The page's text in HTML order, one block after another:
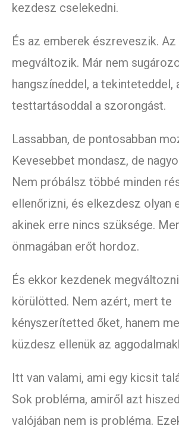
kezdesz cselekedni.
És az emberek észreveszik. Az
megváltozik. Már nem
hangszíneddel, a tekinteteddel,
testtartásoddal a szorongást.
Lassabban, de pontosabban
Kevesebbet mondasz, de
Nem próbálsz többé minden
ellenőrizni, és elkezdesz olyan
akinek erre nincs szüksége.
önmagában erőt hordoz.
És ekkor kezdenek
körülötted. Nem azért, mert te
kényszerítetted őket, hanem
küzdesz ellenük az
Itt van valami, ami egy kicsit
Sok probléma, amiről azt
valójában nem is probléma.